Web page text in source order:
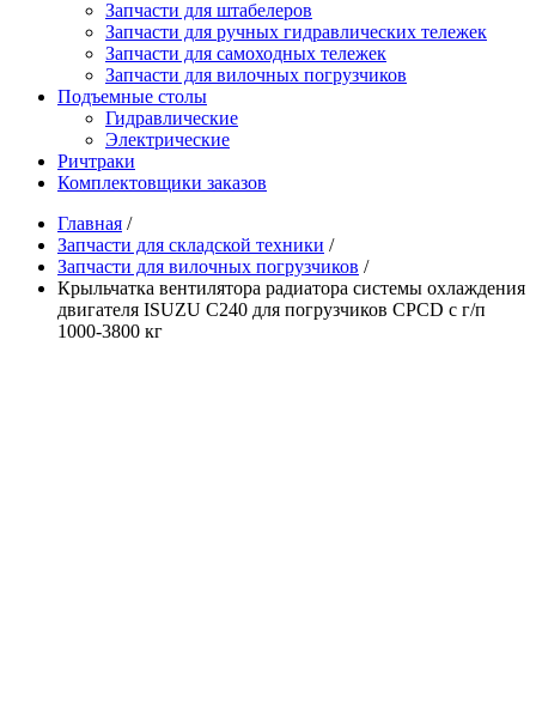
Запчасти для штабелеров
Запчасти для ручных гидравлических тележек
Запчасти для самоходных тележек
Запчасти для вилочных погрузчиков
Подъемные столы
Гидравлические
Электрические
Ричтраки
Комплектовщики заказов
Главная /
Запчасти для складской техники /
Запчасти для вилочных погрузчиков /
Крыльчатка вентилятора радиатора системы охлаждения
двигателя ISUZU C240 для погрузчиков CPCD с г/п
1000-3800 кг